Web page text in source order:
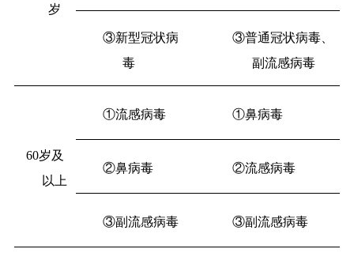
岁
③新型冠状病
毒
③普通冠状病毒、
副流感病毒
60岁及
以上
①流感病毒 ①鼻病毒
②鼻病毒 ②流感病毒
③副流感病毒 ③副流感病毒